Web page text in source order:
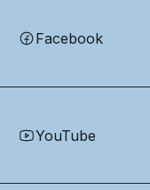
Facebook
YouTube